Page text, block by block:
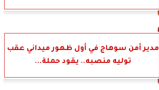
مدير أمن سوهاج في أول ظهور ميداني عقب
توليه منصبه.. يقود حملة...